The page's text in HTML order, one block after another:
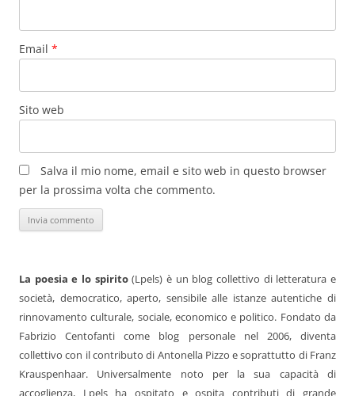
Email *
Sito web
Salva il mio nome, email e sito web in questo browser
per la prossima volta che commento.
La poesia e lo spirito(Lpels) è un blog collettivo di letteratura e
società, democratico, aperto, sensibile alle istanze autentiche di
rinnovamento culturale, sociale, economico e politico. Fondato da
Fabrizio Centofanti come blog personale nel 2006, diventa
collettivo con il contributo di Antonella Pizzo e soprattutto di Franz
Krauspenhaar. Universalmente noto per la sua capacità di